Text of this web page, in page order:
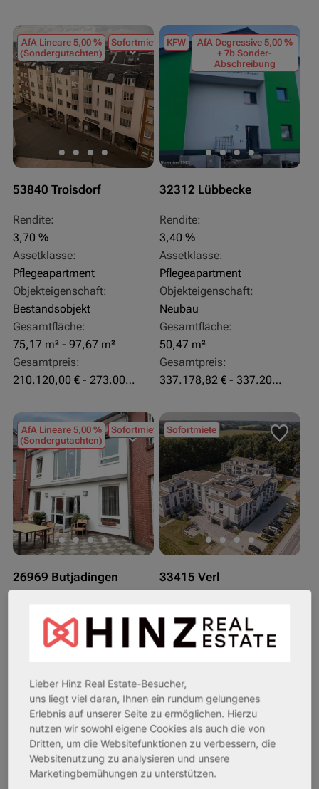
AfA Lineare 5,00 %
(Sondergutachten)
Sofortmiete
53840 Troisdorf
Rendite:
3,70 %
Assetklasse:
Pflegeapartment
Objekteigenschaft:
Bestandsobjekt
Gesamtfläche:
75,17 m² - 97,67 m²
Gesamtpreis:
210.120,00 € - 273.003,24 €
KFW
AfA Degressive 5,00 %
+ 7b Sonder-
Abschreibung
32312 Lübbecke
Rendite:
3,40 %
Assetklasse:
Pflegeapartment
Objekteigenschaft:
Neubau
Gesamtfläche:
50,47 m²
Gesamtpreis:
337.178,82 € - 337.207,06 €
AfA Lineare 5,00 %
(Sondergutachten)
Sofortmiete
26969 Butjadingen
3,60 %
Assetklasse:
Objekteigenschaft:
Bestandsobjekt
Gesamtfläche:
41,59 m² - 62,15 m²
Gesamtpreis:
233.556,67 € - 349.016,67 €
Sofortmiete
33415 Verl
3,50 %
Assetklasse:
Objekteigenschaft:
Bestandsobjekt
Gesamtfläche:
50,95 m² - 56,21 m²
Gesamtpreis:
Lieber Hinz Real Estate-Besucher,
uns liegt viel daran, Ihnen ein rundum gelungenes
Erlebnis auf unserer Seite zu ermöglichen. Hierzu
nutzen wir sowohl eigene Cookies als auch die von
Dritten, um die Websitefunktionen zu verbessern, die
Websitenutzung zu analysieren und unsere
Marketingbemühungen zu unterstützen.